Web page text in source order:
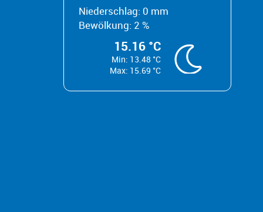
Niederschlag: 0 mm
Bewölkung: 2 %
15.16 °C
Min: 13.48 °C
Max: 15.69 °C